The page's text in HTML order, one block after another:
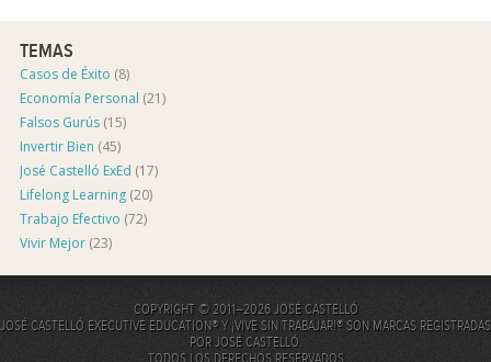
TEMAS
Casos de Éxito (8)
Economía Personal (21)
Falsos Gurús (15)
Invertir Bien (45)
José Castelló ExEd (17)
Lifelong Learning (20)
Trabajo Efectivo (72)
Vivir Mejor (23)
COPYRIGHT © 2011–2026 JOSÉ CASTELLÓ
JOSÉ CASTELLÓ EXECUTIVE EDUCATION® Y ¡VIVE SIN TRABAJAR!® SON MARCAS REGISTRADAS
POR JOSÉ CASTELLÓ.